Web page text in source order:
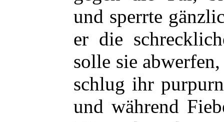
und sperrte
er die
solle sie
schlug ihr
und während